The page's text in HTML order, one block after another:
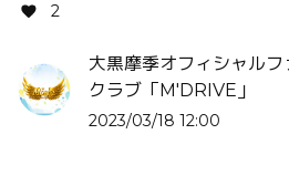
2
大黒摩季オフィシャルフ
クラブ「M'DRIVE」
2023/03/18 12:00